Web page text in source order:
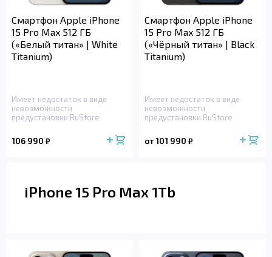
Смартфон Apple iPhone
15 Pro Max 512 ГБ
(«Белый титан» | White
Titanium)
Имеет недостаток в виде
невозможности
предустановки RuStore
106 990 ₽
Смартфон Apple iPhone
15 Pro Max 512 ГБ
(«Чёрный титан» | Black
Titanium)
Имеет недостаток в виде
невозможности
предустановки RuStore
от 101 990 ₽
iPhone 15 Pro Max 1Tb